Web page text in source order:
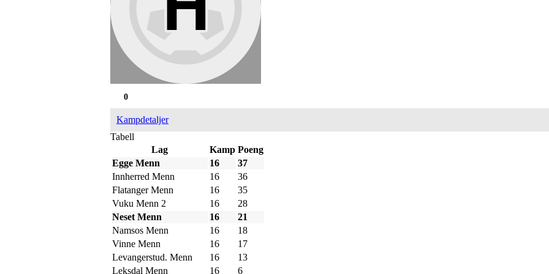
0
Kampdetaljer
Tabell
Lag
Kamp Poeng
Egge Menn
16
37
Innherred Menn
16
36
Flatanger Menn
16
35
Vuku Menn 2
16
28
Neset Menn
16
21
Namsos Menn
16
18
Vinne Menn
16
17
Levangerstud. Menn
16
13
Leksdal Menn
16 6